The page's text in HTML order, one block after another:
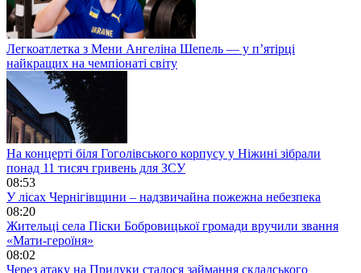
Легкоатлетка з Мени Ангеліна Шепель — у п’ятірці
найкращих на чемпіонаті світу
На концерті біля Гоголівського корпусу у Ніжині зібрали
понад 11 тисяч гривень для ЗСУ
08:53
У лісах Чернігівщини – надзвичайна пожежна небезпека
08:20
Жительці села Піски Бобровицької громади вручили звання
«Мати-героїня»
08:02
Через атаку на Прилуки сталося займання складського